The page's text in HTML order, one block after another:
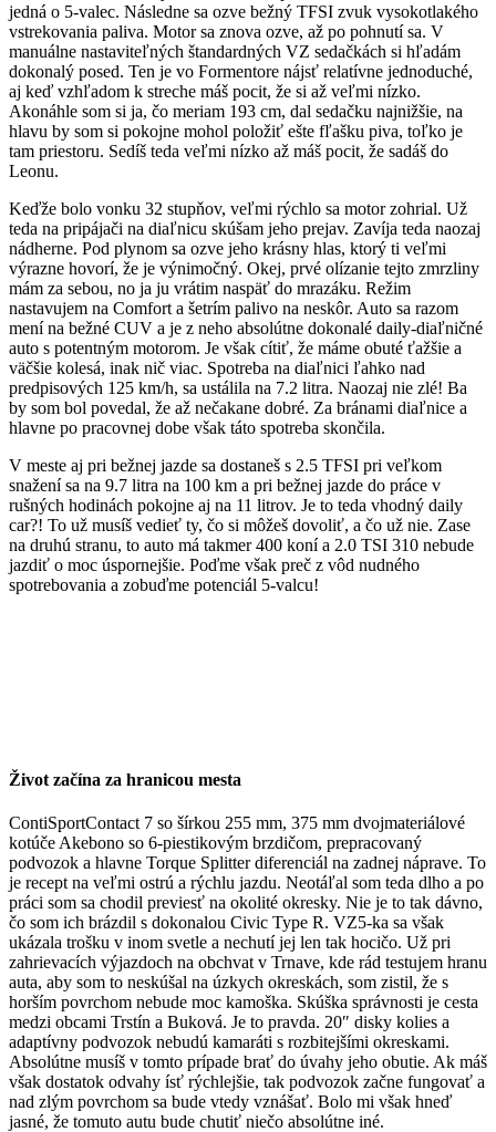
jedná o 5-valec. Následne sa ozve bežný TFSI zvuk vysokotlakého
vstrekovania paliva. Motor sa znova ozve, až po pohnutí sa. V
manuálne nastaviteľných štandardných VZ sedačkách si hľadám
dokonalý posed. Ten je vo Formentore nájsť relatívne jednoduché,
aj keď vzhľadom k streche máš pocit, že si až veľmi nízko.
Akonáhle som si ja, čo meriam 193 cm, dal sedačku najnižšie, na
hlavu by som si pokojne mohol položiť ešte fľašku piva, toľko je
tam priestoru. Sedíš teda veľmi nízko až máš pocit, že sadáš do
Leonu.
Keďže bolo vonku 32 stupňov, veľmi rýchlo sa motor zohrial. Už
teda na pripájači na diaľnicu skúšam jeho prejav. Zavíja teda naozaj
nádherne. Pod plynom sa ozve jeho krásny hlas, ktorý ti veľmi
výrazne hovorí, že je výnimočný. Okej, prvé olízanie tejto zmrzliny
mám za sebou, no ja ju vrátim naspäť do mrazáku. Režim
nastavujem na Comfort a šetrím palivo na neskôr. Auto sa razom
mení na bežné CUV a je z neho absolútne dokonalé daily-diaľničné
auto s potentným motorom. Je však cítiť, že máme obuté ťažšie a
väčšie kolesá, inak nič viac. Spotreba na diaľnici ľahko nad
predpisových 125 km/h, sa ustálila na 7.2 litra. Naozaj nie zlé! Ba
by som bol povedal, že až nečakane dobré. Za bránami diaľnice a
hlavne po pracovnej dobe však táto spotreba skončila.
V meste aj pri bežnej jazde sa dostaneš s 2.5 TFSI pri veľkom
snažení sa na 9.7 litra na 100 km a pri bežnej jazde do práce v
rušných hodinách pokojne aj na 11 litrov. Je to teda vhodný daily
car?! To už musíš vedieť ty, čo si môžeš dovoliť, a čo už nie. Zase
na druhú stranu, to auto má takmer 400 koní a 2.0 TSI 310 nebude
jazdiť o moc úspornejšie. Poďme však preč z vôd nudného
spotrebovania a zobuďme potenciál 5-valcu!
Život začína za hranicou mesta
ContiSportContact 7 so šírkou 255 mm, 375 mm dvojmateriálové
kotúče Akebono so 6-piestikovým brzdičom, prepracovaný
podvozok a hlavne Torque Splitter diferenciál na zadnej náprave. To
je recept na veľmi ostrú a rýchlu jazdu. Neotáľal som teda dlho a po
práci som sa chodil previesť na okolité okresky. Nie je to tak dávno,
čo som ich brázdil s dokonalou Civic Type R. VZ5-ka sa však
ukázala trošku v inom svetle a nechutí jej len tak hocičo. Už pri
zahrievacích výjazdoch na obchvat v Trnave, kde rád testujem hranu
auta, aby som to neskúšal na úzkych okreskách, som zistil, že s
horším povrchom nebude moc kamoška. Skúška správnosti je cesta
medzi obcami Trstín a Buková. Je to pravda. 20″ disky kolies a
adaptívny podvozok nebudú kamaráti s rozbitejšími okreskami.
Absolútne musíš v tomto prípade brať do úvahy jeho obutie. Ak máš
však dostatok odvahy ísť rýchlejšie, tak podvozok začne fungovať a
nad zlým povrchom sa bude vtedy vznášať. Bolo mi však hneď
jasné, že tomuto autu bude chutiť niečo absolútne iné.